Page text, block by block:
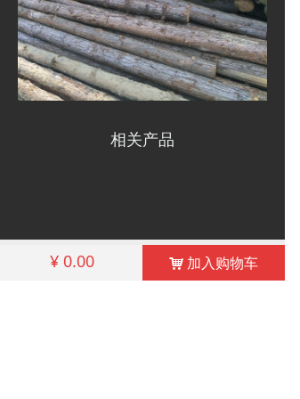
相关产品
¥ 0.00 낙 加入购物车
낀
首页
끔
我们的地址